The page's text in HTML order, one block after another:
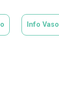
Info Vaso